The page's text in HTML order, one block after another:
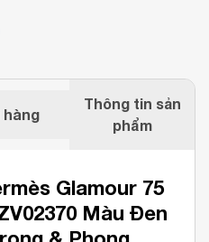
Thông tin sản
phẩm
Glamour 75
Màu Đen